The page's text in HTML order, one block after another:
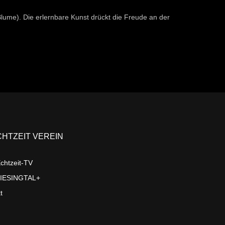
Die erlernbare Kunst drückt die Freude an der
VEREIN
TV